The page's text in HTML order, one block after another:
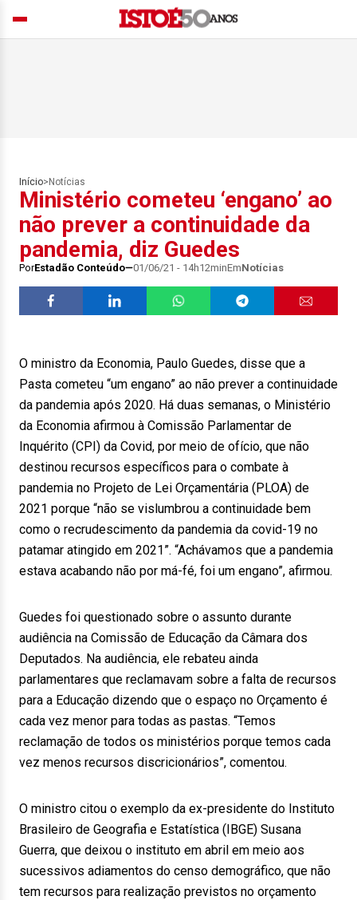
Início> Notícias
Ministério cometeu ‘engano’ ao
não prever a continuidade da
pandemia, diz Guedes
PorEstadão Conteúdo 01/06/21 - 14h12minEmNotícias
O ministro da Economia, Paulo Guedes, disse que a
Pasta cometeu “um engano” ao não prever a continuidade
da pandemia após 2020. Há duas semanas, o Ministério
da Economia afirmou à Comissão Parlamentar de
Inquérito (CPI) da Covid, por meio de ofício, que não
destinou recursos específicos para o combate à
pandemia no Projeto de Lei Orçamentária (PLOA) de
2021 porque “não se vislumbrou a continuidade bem
como o recrudescimento da pandemia da covid-19 no
patamar atingido em 2021”. “Achávamos que a pandemia
estava acabando não por má-fé, foi um engano”, afirmou.
Guedes foi questionado sobre o assunto durante
audiência na Comissão de Educação da Câmara dos
Deputados. Na audiência, ele rebateu ainda
parlamentares que reclamavam sobre a falta de recursos
para a Educação dizendo que o espaço no Orçamento é
cada vez menor para todas as pastas. “Temos
reclamação de todos os ministérios porque temos cada
vez menos recursos discricionários”, comentou.
O ministro citou o exemplo da ex-presidente do Instituto
Brasileiro de Geografia e Estatística (IBGE) Susana
Guerra, que deixou o instituto em abril em meio aos
sucessivos adiamentos do censo demográfico, que não
tem recursos para realização previstos no orçamento